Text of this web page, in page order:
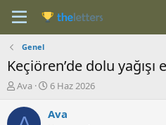
Genel
Keçiören’de dolu yağışı
K
n
Ava
B
ş
6 Haz 2026
Ava